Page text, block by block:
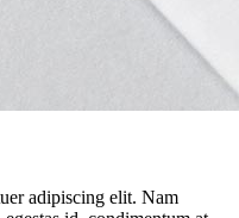
adipiscing elit. Nam